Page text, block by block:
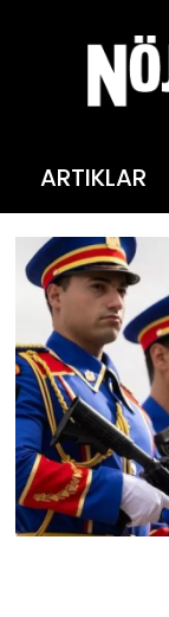
ARTIKLAR